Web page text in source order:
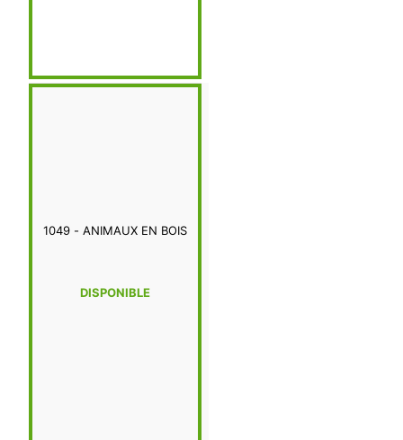
1049 - ANIMAUX EN BOIS
DISPONIBLE